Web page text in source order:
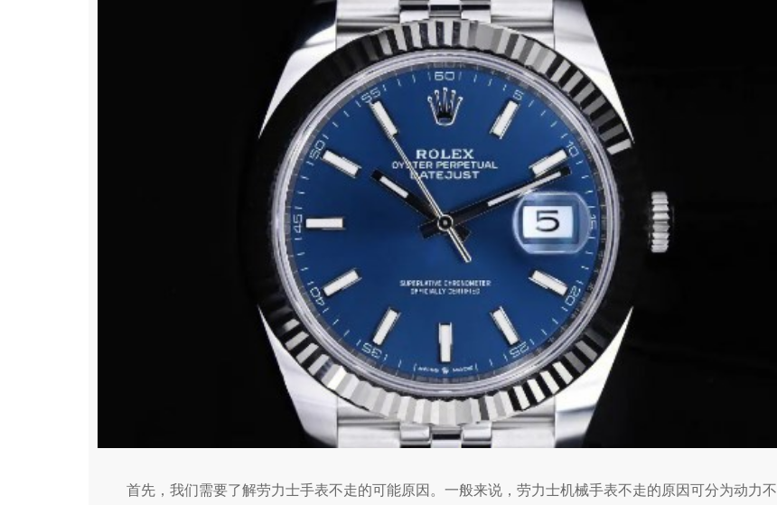
首先，我们需要了解劳力士手表不走的可能原因。一般来说，劳力士机械手表不走的原因可分为动力不